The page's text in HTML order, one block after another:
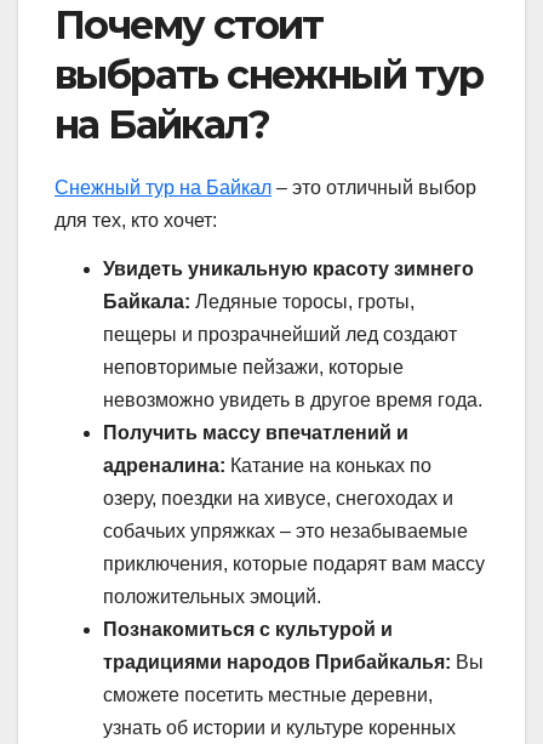
Почему стоит
выбрать снежный тур
на Байкал?
Снежный тур на Байкал – это отличный выбор
для тех, кто хочет:
Увидеть уникальную красоту зимнего
Байкала: Ледяные торосы, гроты,
пещеры и прозрачнейший лед создают
неповторимые пейзажи, которые
невозможно увидеть в другое время года.
Получить массу впечатлений и
адреналина: Катание на коньках по
озеру, поездки на хивусе, снегоходах и
собачьих упряжках – это незабываемые
приключения, которые подарят вам массу
положительных эмоций.
Познакомиться с культурой и
традициями народов Прибайкалья: Вы
сможете посетить местные деревни,
узнать об истории и культуре коренных